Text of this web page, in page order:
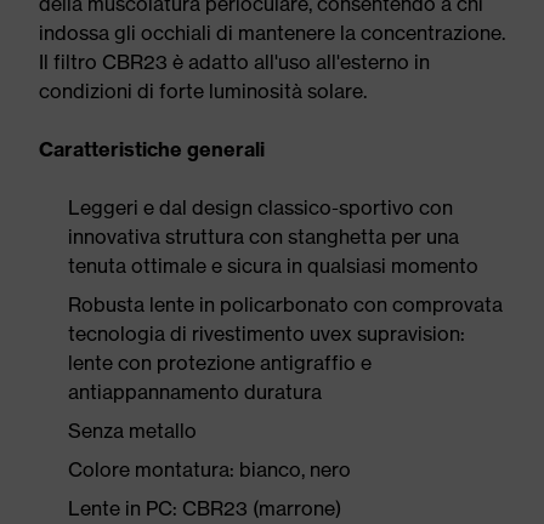
indossa gli occhiali di mantenere la concentrazione.
Il filtro CBR23 è adatto all'uso all'esterno in
condizioni di forte luminosità solare.
Caratteristiche generali
Leggeri e dal design classico-sportivo con
innovativa struttura con stanghetta per una
tenuta ottimale e sicura in qualsiasi momento
Robusta lente in policarbonato con comprovata
tecnologia di rivestimento uvex supravision:
lente con protezione antigraffio e
antiappannamento duratura
Senza metallo
Colore montatura: bianco, nero
Lente in PC: CBR23 (marrone)